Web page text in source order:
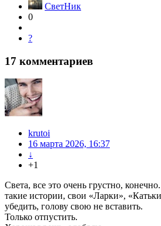
СветНик
0
?
17 комментариев
krutoi
16 марта 2026, 16:37
↓
+1
Света, все это очень грустно,
такие истории, свои «Ларки»,
убедить, голову свою не вставить.
Только отпустить.